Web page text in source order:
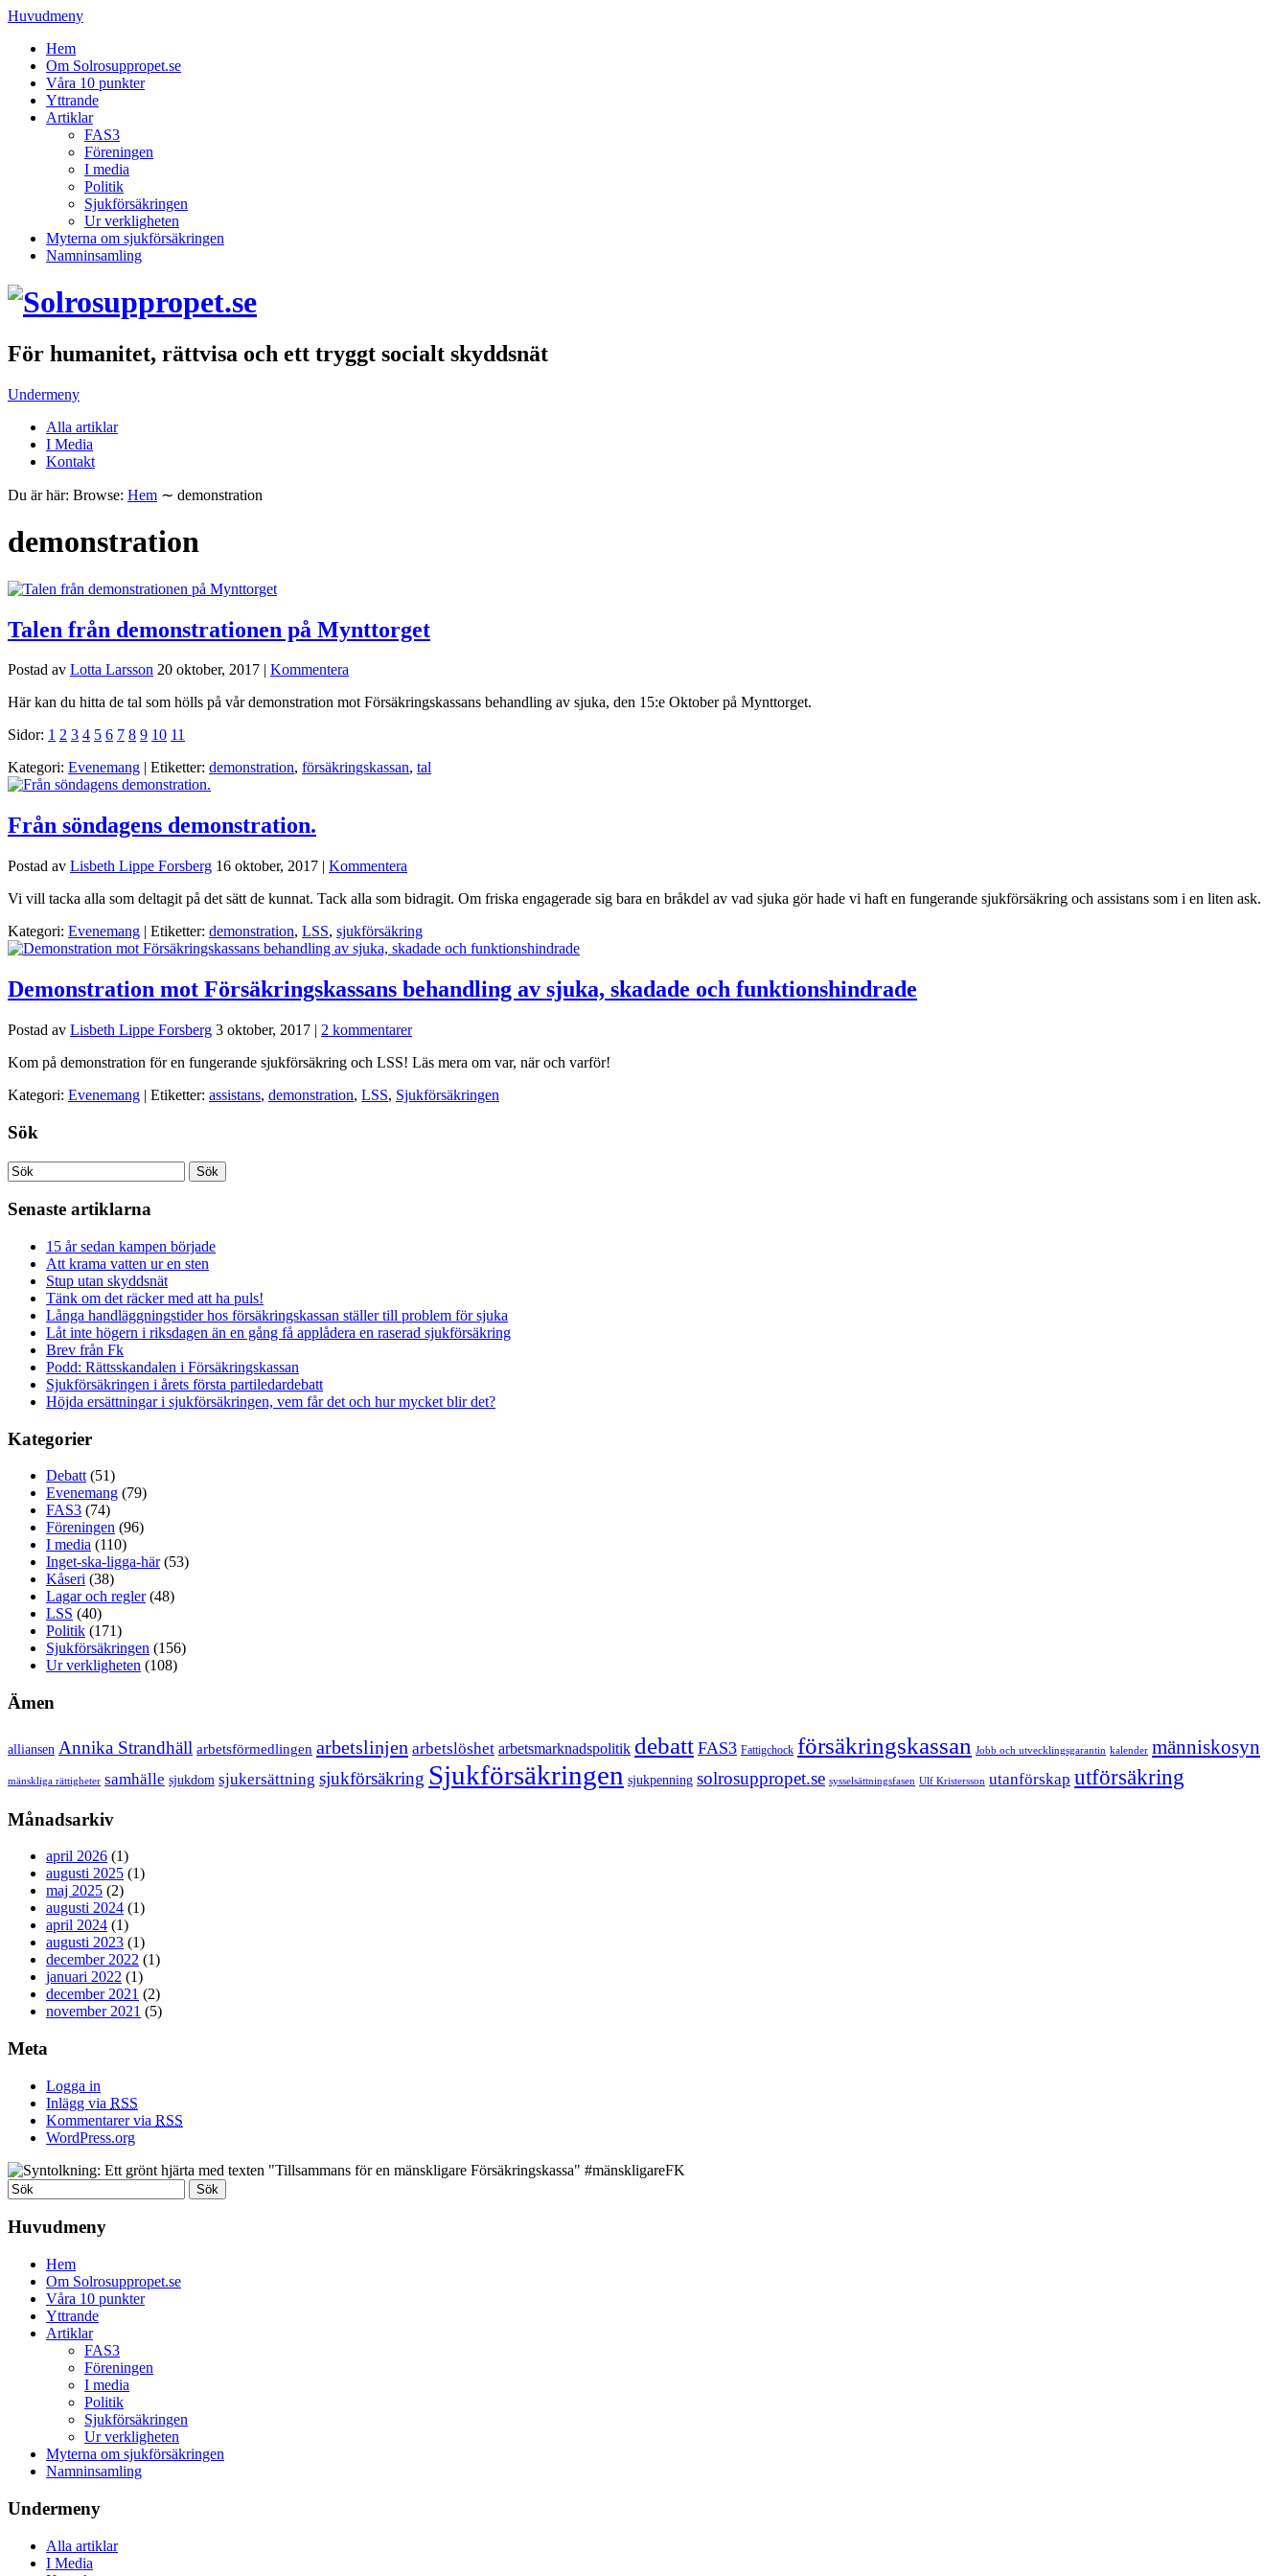
Huvudmeny
Hem
Om Solrosuppropet.se
Våra 10 punkter
Yttrande
Artiklar
FAS3
Föreningen
I media
Politik
Sjukförsäkringen
Ur verkligheten
Myterna om sjukförsäkringen
Namninsamling
För humanitet, rättvisa och ett tryggt socialt skyddsnät
Undermeny
Alla artiklar
I Media
Kontakt
Du är här: Browse: Hem ∼ demonstration
demonstration
Talen från demonstrationen på Mynttorget
Postad av Lotta Larsson 20 oktober, 2017
Kommentera
Här kan du hitta de tal som hölls på vår demonstration mot Försäkringskassans behandling av sjuka, den 15:e Oktober på Mynttorget.
Sidor: 1 2 3 4 5 6 7 8 9 10 11
Kategori: Evenemang | Etiketter: demonstration, försäkringskassan, tal
Från söndagens demonstration.
Postad av Lisbeth Lippe Forsberg 16 oktober, 2017 | Kommentera
Vi vill tacka alla som deltagit på det sätt de kunnat. Tack alla som bidragit. Om friska engagerade sig bara en bråkdel av vad sjuka gör hade vi haft en fungerande sjukförsäkring och assistans som i en liten ask.
Kategori: Evenemang | Etiketter: demonstration, LSS, sjukförsäkring
Demonstration mot Försäkringskassans behandling av sjuka, skadade och funktionshindrade
Postad av Lisbeth Lippe Forsberg 3 oktober, 2017 | 2 kommentarer
Kom på demonstration för en fungerande sjukförsäkring och LSS! Läs mera om var, när och varför!
Kategori: Evenemang | Etiketter: assistans, demonstration, LSS, Sjukförsäkringen
Sök
Senaste artiklarna
15 år sedan kampen började
Att krama vatten ur en sten
Stup utan skyddsnät
Tänk om det räcker med att ha puls!
Långa handläggningstider hos försäkringskassan ställer till problem för sjuka
Låt inte högern i riksdagen än en gång få applådera en raserad sjukförsäkring
Brev från Fk
Podd: Rättsskandalen i Försäkringskassan
Sjukförsäkringen i årets första partiledardebatt
Höjda ersättningar i sjukförsäkringen, vem får det och hur mycket blir det?
Kategorier
Debatt(51)
Evenemang (79)
FAS3 (74)
Föreningen (96)
I media (110)
Inget-ska-ligga-här(53)
Kåseri (38)
Lagar och regler(48)
LSS (40)
Politik (171)
Sjukförsäkringen (156)
Ur verkligheten (108)
Ämen
alliansen Annika Strandhäll arbetsförmedlingen arbetslinjen arbetslöshet arbetsmarknadspolitik debatt FAS3 Fattigchock försäkringskassan Jobb och utvecklingsgarantin kalender människosyn
mänskliga rättigheter samhälle sjukdom sjukersättning sjukförsäkring Sjukförsäkringen sjukpenning solrosuppropet.se sysselsättningsfasen Ulf Kristersson utanförskap utförsäkring
Månadsarkiv
april 2026 (1)
augusti 2025 (1)
maj 2025 (2)
augusti 2024 (1)
april 2024 (1)
augusti 2023 (1)
december 2022 (1)
januari 2022 (1)
december 2021 (2)
november 2021 (5)
Meta
Logga in
Inlägg via RSS
Kommentarer via RSS
WordPress.org
Huvudmeny
Hem
Om Solrosuppropet.se
Våra 10 punkter
Yttrande
Artiklar
FAS3
Föreningen
I media
Politik
Sjukförsäkringen
Ur verkligheten
Myterna om sjukförsäkringen
Namninsamling
Undermeny
Alla artiklar
I Media